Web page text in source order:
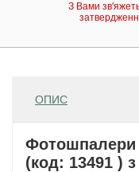
З Вами
ОПИС
Фотошпалери
(код: 13491 )